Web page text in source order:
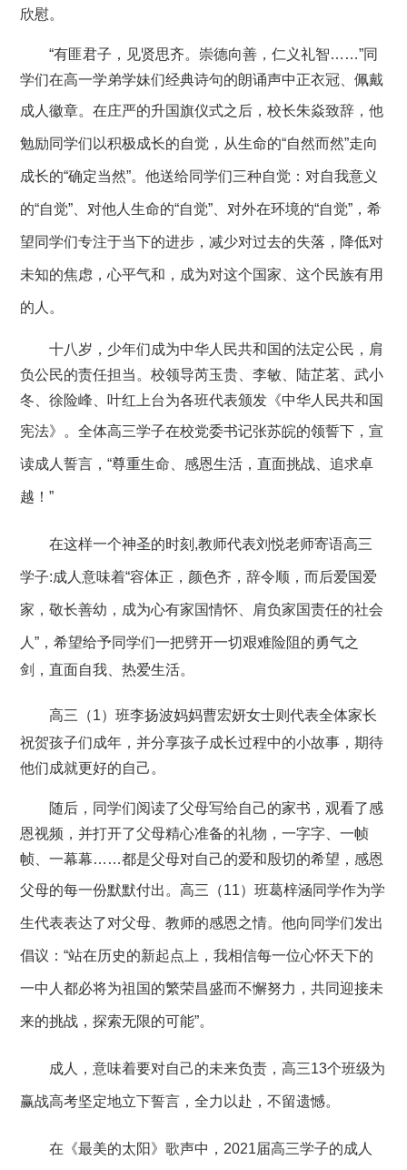
欣慰。
“有匪君子，见贤思齐。崇德向善，仁义礼智……”同
学们在高一学弟学妹们经典诗句的朗诵声中正衣冠、佩戴
成人徽章。在庄严的升国旗仪式之后，校长朱焱致辞，他
勉励同学们以积极成长的自觉，从生命的“自然而然”走向
成长的“确定当然”。他送给同学们三种自觉：对自我意义
的“自觉”、对他人生命的“自觉”、对外在环境的“自觉”，希
望同学们专注于当下的进步，减少对过去的失落，降低对
未知的焦虑，心平气和，成为对这个国家、这个民族有用
的人。
十八岁，少年们成为中华人民共和国 的法定公民，肩
负公民的责任担当 。校领导芮玉贵、李敏、陆芷茗、武小
冬、徐险峰、叶红 上台为各班代表颁发《中华人民共和国
宪法》。全体高三学子在校党委书记张苏皖的领誓下，宣
读成人誓言，“尊重生命、感恩生活，直面挑战、追求卓
越！”
在这样一个神圣的时刻 ,教师代表刘悦老师寄语高三
学子:成人意味着“容体正，颜色齐，辞令顺，而后爱国爱
家，敬长善幼，成为心有家国情怀、肩负家国责任的社会
人” ，希望给予同学们一把劈开一切艰难险阻的勇气之
剑 ，直面自我 、热爱生活。
高三（1）班李扬波妈妈曹宏妍女士则代表全体家长
祝贺孩子们成年，并分享孩子成长过程中的小故事，期待
他们成就更好的自己。
随后 ， 同学们阅读了父母写给自己的家书，观看了感
恩视频，并打开了父母精心准备的礼物 ，一字字、一帧
帧、一幕幕……都是父母对自己的爱和殷切的希望 ，感恩
父母的每一份默默付出。高三（11）班葛梓涵同学作为学
生代表表达了对父母、教师的感恩之情。他向同学们发出
倡议：“站在历史的新起点上，我相信每一位心怀天下的
一中人都必将为祖国的繁荣昌盛而不懈努力，共同迎接未
来的挑战，探索无限的可能”。
成人，意味着要对自己的未来负责，高三13个班级为
赢战高考坚定地立下誓言，全力以赴，不留遗憾。
在《最美的太阳》歌声中， 2021届高三学子的成人